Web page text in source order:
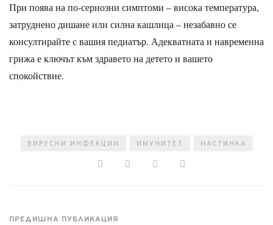
При поява на по-сериозни симптоми – висока температура,
затруднено дишане или силна кашлица – незабавно се
консултирайте с вашия педиатър. Адекватната и навременна
грижа е ключът към здравето на детето и вашето
спокойствие.
ВИРУСНИ ИНФЕКЦИИ ИМУНИТЕТ НАСТИНКА
ПРЕДИШНА ПУБЛИКАЦИЯ